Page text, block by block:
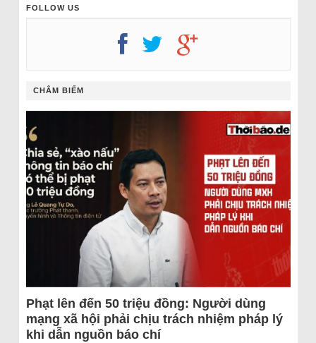
FOLLOW US
CHÂM BIẾM
Phạt lên đến 50 triệu đồng: Người dùng
mạng xã hội phải chịu trách nhiệm pháp lý
khi dẫn nguồn báo chí